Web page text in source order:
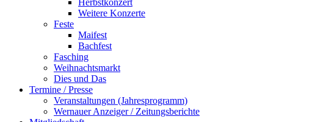
Herbstkonzert
Weitere Konzerte
Feste
Maifest
Bachfest
Fasching
Weihnachtsmarkt
Dies und Das
Termine / Presse
Veranstaltungen (Jahresprogramm)
Wernauer Anzeiger / Zeitungsberichte